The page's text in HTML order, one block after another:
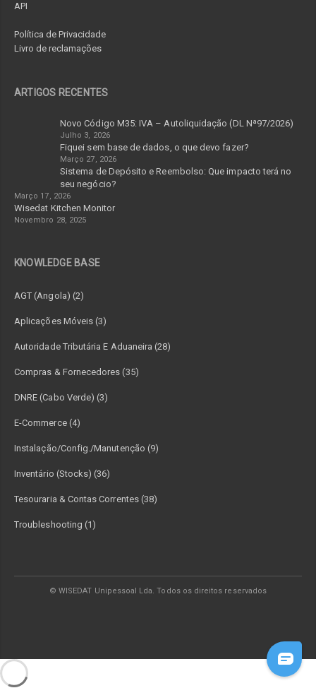
API
Política de Privacidade
Livro de reclamações
ARTIGOS RECENTES
Novo Código M35: IVA – Autoliquidação (DL Nª97/2026)
Julho 3, 2026
Fiquei sem base de dados, o que devo fazer?
Março 27, 2026
Sistema de Depósito e Reembolso: Que impacto terá no
seu negócio?
Março 17, 2026
Wisedat Kitchen Monitor
Novembro 28, 2025
KNOWLEDGE BASE
AGT (Angola) (2)
Aplicações Móveis (3)
Autoridade Tributária E Aduaneira (28)
Compras & Fornecedores (35)
DNRE (Cabo Verde) (3)
E-Commerce (4)
Instalação/Config./Manutenção (9)
Inventário (Stocks) (36)
Tesouraria & Contas Correntes (38)
Troubleshooting (1)
© WISEDAT Unipessoal Lda. Todos os direitos reservados